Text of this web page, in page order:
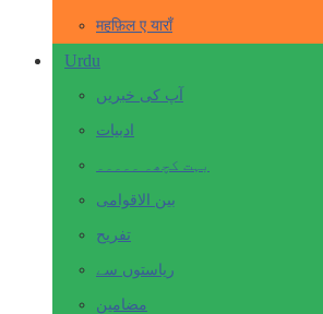
महफ़िल ए याराँ
Urdu
آپ کی خبریں
ادبیات
بہت کچھ۔ ۔۔۔۔۔
بین الاقوامی
تفریح
ریاستوں سے
مضامین